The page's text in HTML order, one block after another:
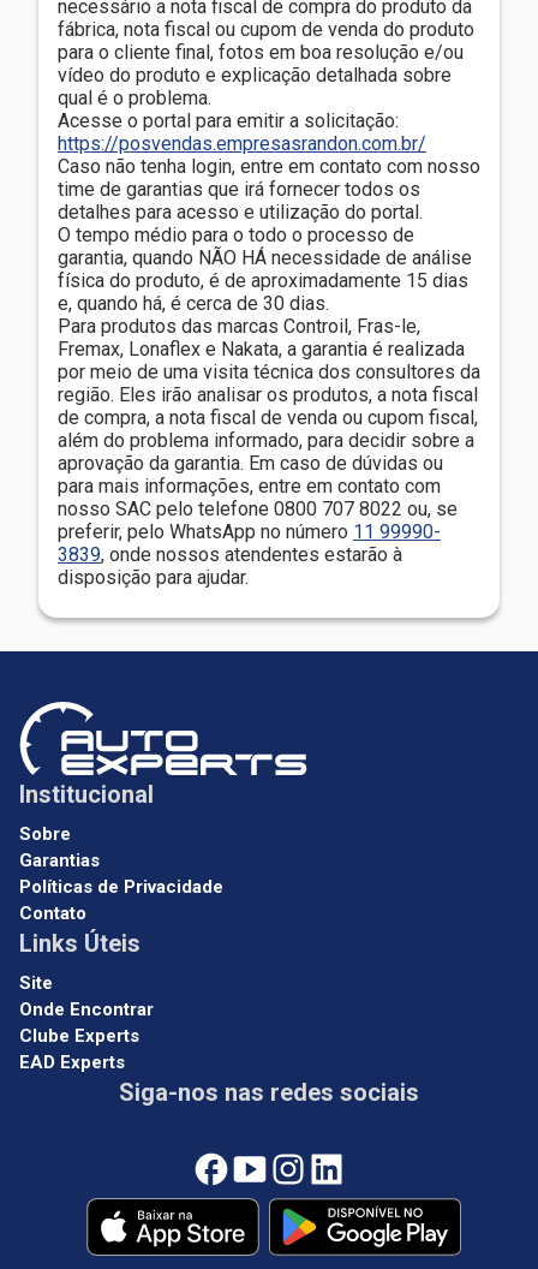
necessário a nota fiscal de compra do produto da
fábrica, nota fiscal ou cupom de venda do produto
para o cliente final, fotos em boa resolução e/ou
vídeo do produto e explicação detalhada sobre
qual é o problema.
Acesse o portal para emitir a solicitação:
https://posvendas.empresasrandon.com.br/
Caso não tenha login, entre em contato com nosso
time de garantias que irá fornecer todos os
detalhes para acesso e utilização do portal.
O tempo médio para o todo o processo de
garantia, quando NÃO HÁ necessidade de análise
física do produto, é de aproximadamente 15 dias
e, quando há, é cerca de 30 dias.
Para produtos das marcas Controil, Fras-le,
Fremax, Lonaflex e Nakata, a garantia é realizada
por meio de uma visita técnica dos consultores da
região. Eles irão analisar os produtos, a nota fiscal
de compra, a nota fiscal de venda ou cupom fiscal,
além do problema informado, para decidir sobre a
aprovação da garantia. Em caso de dúvidas ou
para mais informações, entre em contato com
nosso SAC pelo telefone 0800 707 8022 ou, se
preferir, pelo WhatsApp no número 11 99990-
3839, onde nossos atendentes estarão à
disposição para ajudar.
Institucional
Sobre
Garantias
Políticas de Privacidade
Contato
Links Úteis
Site
Onde Encontrar
Clube Experts
EAD Experts
Siga-nos nas redes sociais